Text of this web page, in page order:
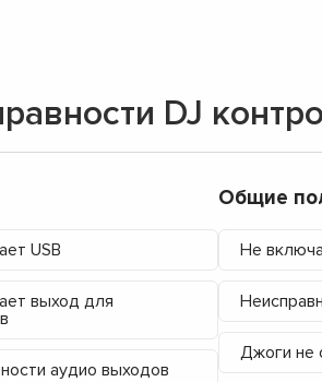
DJ
USB
выход для
аудио выходов
Общие
Не
Джоги не